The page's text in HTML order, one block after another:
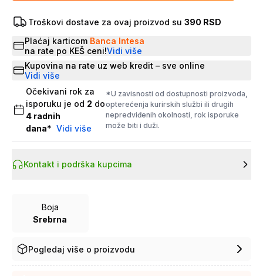
Troškovi dostave za ovaj proizvod su 390 RSD
Plaćaj karticom Banca Intesa
na rate po KEŠ ceni!Vidi više
Kupovina na rate uz web kredit – sve online
Vidi više
Očekivani rok za
isporuku je od 2 do
4 radnih
dana* Vidi više
*U zavisnosti od dostupnosti proizvoda,
opterećenja kurirskih službi ili drugih
nepredviđenih okolnosti, rok isporuke
može biti i duži.
Kontakt i podrška kupcima
Boja
Srebrna
Pogledaj više o proizvodu